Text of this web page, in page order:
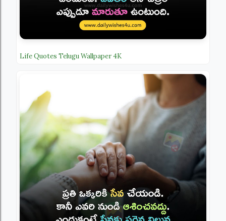
Life Quotes Telugu Wallpaper 4K